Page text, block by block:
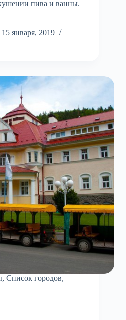
пива и ванны.
15 января, 2019
, Список городов,